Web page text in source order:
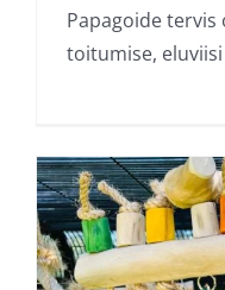
Papagoide
toitumise, eluviisi